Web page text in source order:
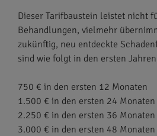
Dieser Tarifbaustein leistet nicht
Behandlungen, vielmehr
zukünftig, neu entdeckte
sind wie folgt in den ersten
750 € in den ersten 12 Monaten
1.500 € in den ersten 24 Monaten
2.250 € in den ersten 36 Monaten
3.000 € in den ersten 48 Monaten